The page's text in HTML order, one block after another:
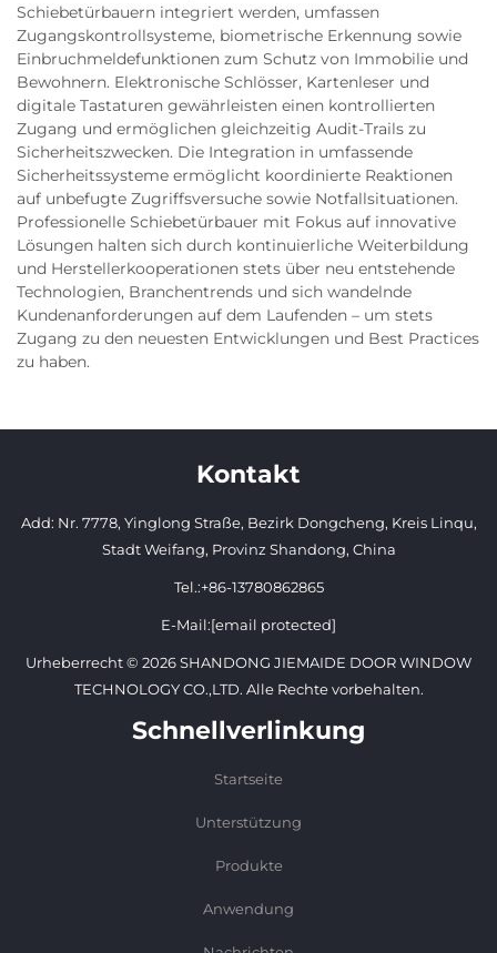
Schiebetürbauern integriert werden, umfassen
Zugangskontrollsysteme, biometrische Erkennung sowie
Einbruchmeldefunktionen zum Schutz von Immobilie und
Bewohnern. Elektronische Schlösser, Kartenleser und
digitale Tastaturen gewährleisten einen kontrollierten
Zugang und ermöglichen gleichzeitig Audit-Trails zu
Sicherheitszwecken. Die Integration in umfassende
Sicherheitssysteme ermöglicht koordinierte Reaktionen
auf unbefugte Zugriffsversuche sowie Notfallsituationen.
Professionelle Schiebetürbauer mit Fokus auf innovative
Lösungen halten sich durch kontinuierliche Weiterbildung
und Herstellerkooperationen stets über neu entstehende
Technologien, Branchentrends und sich wandelnde
Kundenanforderungen auf dem Laufenden – um stets
Zugang zu den neuesten Entwicklungen und Best Practices
zu haben.
Kontakt
Add: Nr. 7778, Yinglong Straße, Bezirk Dongcheng, Kreis Linqu,
Stadt Weifang, Provinz Shandong, China
Tel.:+86-13780862865
E-Mail:[email protected]
Urheberrecht © 2026 SHANDONG JIEMAIDE DOOR WINDOW
TECHNOLOGY CO.,LTD. Alle Rechte vorbehalten.
Schnellverlinkung
Startseite
Unterstützung
Produkte
Anwendung